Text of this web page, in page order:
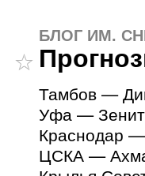
БЛОГ ИМ.
Тамбов —
Уфа — Зенит
Краснодар
ЦСКА —